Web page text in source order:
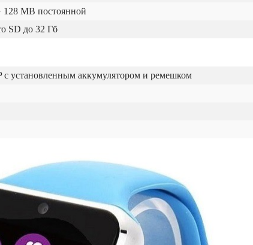
MB постоянной
SD до 32 Гб
с установленным аккумулятором и ремешком